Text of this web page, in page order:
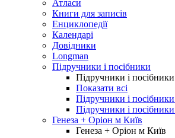
Атласи
Книги для записів
Енциклопедії
Календарі
Довідники
Longman
Підручники і посібники
Підручники і посібники
Показати всі
Підручники і
Підручники і
Генеза + Оріон м Київ
Генеза + Оріон м Київ